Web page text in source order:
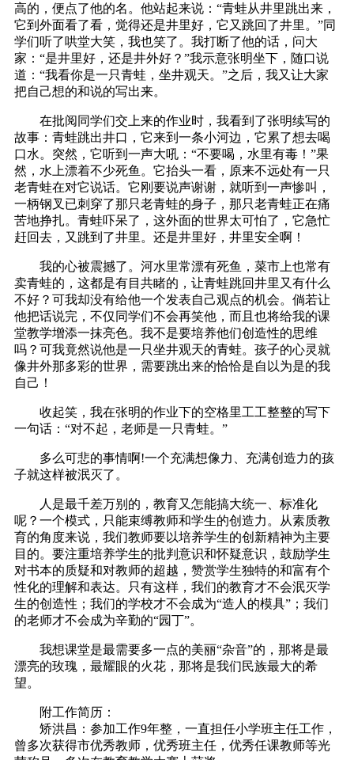
高的，便点了他的名。他站起来说：“青蛙从井里跳出来，
它到外面看了看，觉得还是井里好，它又跳回了井里。”同
学们听了哄堂大笑，我也笑了。我打断了他的话，问大
家：“是井里好，还是井外好？”我示意张明坐下，随口说
道：“我看你是一只青蛙，坐井观天。”之后，我又让大家
把自己想的和说的写出来。
在批阅同学们交上来的作业时，我看到了张明续写的
故事：青蛙跳出井口，它来到一条小河边，它累了想去喝
口水。突然，它听到一声大吼：“不要喝，水里有毒！”果
然，水上漂着不少死鱼。它抬头一看，原来不远处有一只
老青蛙在对它说话。它刚要说声谢谢，就听到一声惨叫，
一柄钢叉已刺穿了那只老青蛙的身子，那只老青蛙正在痛
苦地挣扎。青蛙吓呆了，这外面的世界太可怕了，它急忙
赶回去，又跳到了井里。还是井里好，井里安全啊！
我的心被震撼了。河水里常漂有死鱼，菜市上也常有
卖青蛙的，这都是有目共睹的，让青蛙跳回井里又有什么
不好？可我却没有给他一个发表自己观点的机会。倘若让
他把话说完，不仅同学们不会再笑他，而且也将给我的课
堂教学增添一抹亮色。我不是要培养他们创造性的思维
吗？可我竟然说他是一只坐井观天的青蛙。孩子的心灵就
像井外那多彩的世界，需要跳出来的恰恰是自以为是的我
自己！
收起笑，我在张明的作业下的空格里工工整整的写下
一句话：“对不起，老师是一只青蛙。”
多么可悲的事情啊!一个充满想像力、充满创造力的孩
子就这样被泯灭了。
人是最千差万别的，教育又怎能搞大统一、标准化
呢？一个模式，只能束缚教师和学生的创造力。从素质教
育的角度来说，我们教师要以培养学生的创新精神为主要
目的。要注重培养学生的批判意识和怀疑意识，鼓励学生
对书本的质疑和对教师的超越，赞赏学生独特的和富有个
性化的理解和表达。只有这样，我们的教育才不会泯灭学
生的创造性；我们的学校才不会成为“造人的模具”；我们
的老师才不会成为辛勤的“园丁”。
我想课堂是最需要多一点的美丽“杂音”的，那将是最
漂亮的玫瑰，最耀眼的火花，那将是我们民族最大的希
望。
附工作简历：
矫洪昌：参加工作9年整，一直担任小学班主任工作，
曾多次获得市优秀教师，优秀班主任，优秀任课教师等光